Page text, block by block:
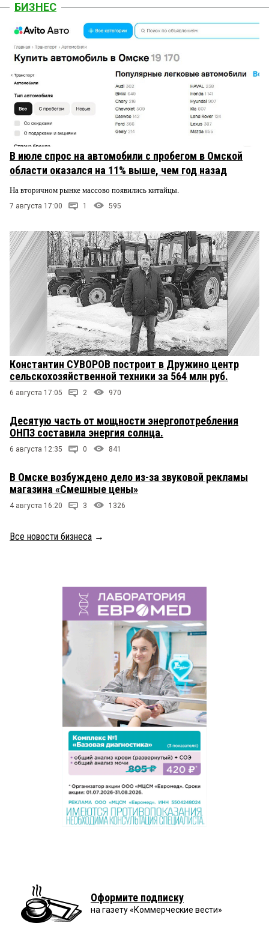
БИЗНЕС
В июле спрос на автомобили с пробегом в Омской
области оказался на 11% выше, чем год назад
На вторичном рынке массово появились китайцы.
7 августа 17:00 1 595
Константин СУВОРОВ построит в Дружино центр
сельскохозяйственной техники за 564 млн руб.
6 августа 17:05 2 970
Десятую часть от мощности энергопотребления
ОНПЗ составила энергия солнца.
6 августа 12:35 0 841
В Омске возбуждено дело из-за звуковой рекламы
магазина «Смешные цены»
4 августа 16:20 3 1326
Все новости бизнеса →
Оформите подписку
на газету «Коммерческие вести»